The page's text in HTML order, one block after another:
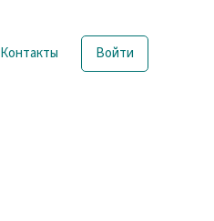
Контакты Войти